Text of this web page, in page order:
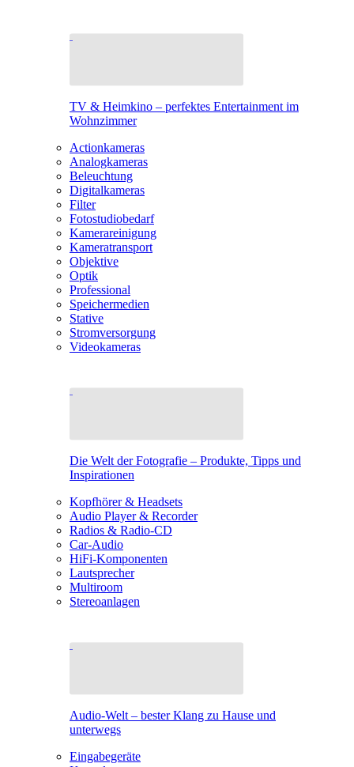
TV & Heimkino – perfektes Entertainment im
Wohnzimmer
Actionkameras
Analogkameras
Beleuchtung
Digitalkameras
Filter
Fotostudiobedarf
Kamerareinigung
Kameratransport
Objektive
Optik
Professional
Speichermedien
Stative
Stromversorgung
Videokameras
Die Welt der Fotografie – Produkte, Tipps und
Inspirationen
Kopfhörer & Headsets
Audio Player & Recorder
Radios & Radio-CD
Car-Audio
HiFi-Komponenten
Lautsprecher
Multiroom
Stereoanlagen
Audio-Welt – bester Klang zu Hause und
unterwegs
Eingabegeräte